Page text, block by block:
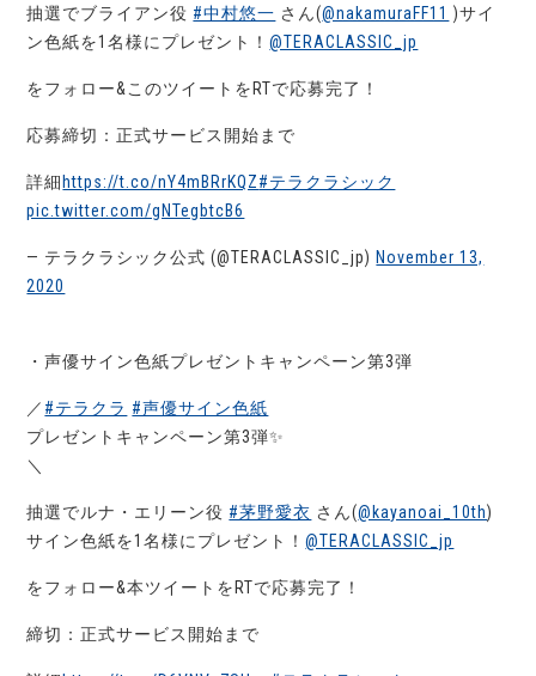
抽選でブライアン役 #中村悠一 さん(@nakamuraFF11 )サイ
ン色紙を1名様にプレゼント！@TERACLASSIC_jp
をフォロー&このツイートをRTで応募完了！
応募締切：正式サービス開始まで
詳細 https://t.co/nY4mBRrKQZ#テラクラシック
pic.twitter.com/gNTegbtcB6
— テラクラシック公式 (@TERACLASSIC_jp) November 13,
2020
・声優サイン色紙プレゼントキャンペーン第3弾
／ #テラクラ #声優サイン色紙
プレゼントキャンペーン第3弾✨
＼
抽選でルナ・エリーン役 #茅野愛衣 さん(@kayanoai_10th)
サイン色紙を1名様にプレゼント！@TERACLASSIC_jp
をフォロー&本ツイートをRTで応募完了！
締切：正式サービス開始まで